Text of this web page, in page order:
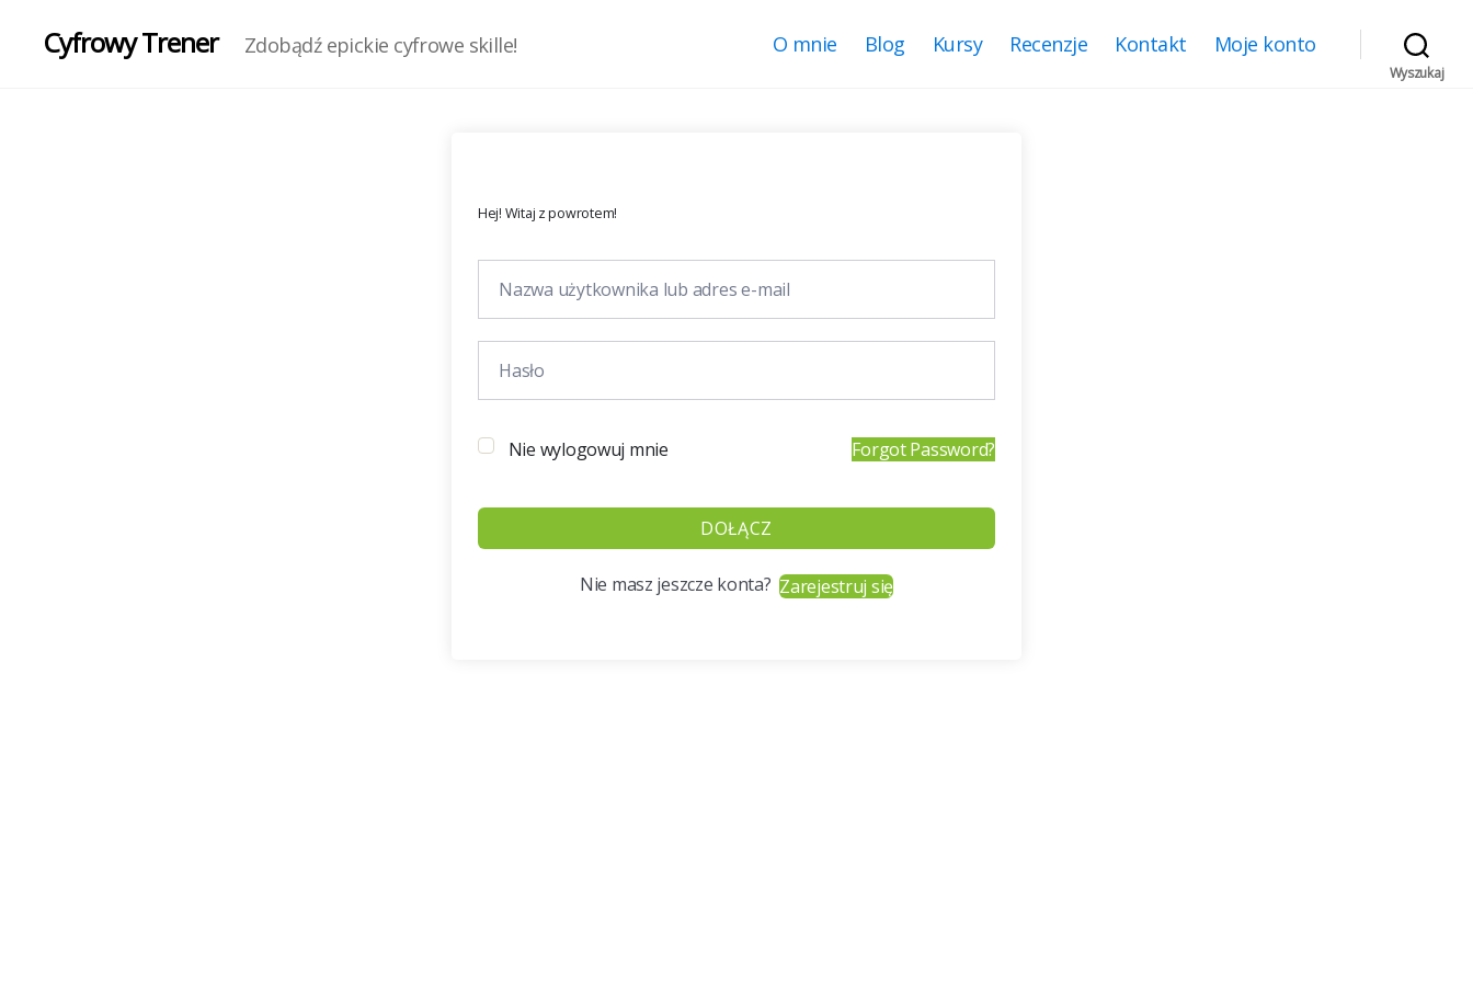
Cyfrowy Trener Zdobądź epickie cyfrowe skille! O mnie Blog Kursy Recenzje Kontakt Moje konto
Wyszukaj
Hej! Witaj z powrotem!
Nie wylogowuj mnie Forgot Password?
DOŁĄCZ
Nie masz jeszcze konta?Zarejestruj się